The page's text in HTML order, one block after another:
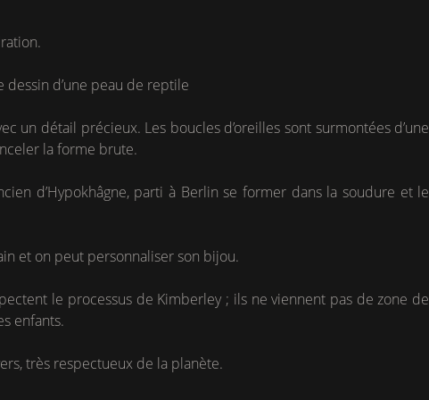
d’une peau de reptile
un détail précieux. Les boucles d’oreilles sont surmontées d’une
la forme brute.
d’Hypokhâgne, parti à Berlin se former dans la soudure et le
et on peut personnaliser son bijou.
le processus de Kimberley ; ils ne viennent pas de zone de
enfants.
très respectueux de la planète.